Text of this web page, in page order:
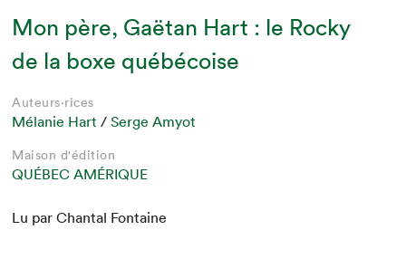
Mon père, Gaëtan Hart : le Rocky
de la boxe québécoise
Auteurs·rices
Mélanie Hart /Serge Amyot
Maison d'édition
QUÉBEC AMÉRIQUE
Lu par Chan­tal Fontaine